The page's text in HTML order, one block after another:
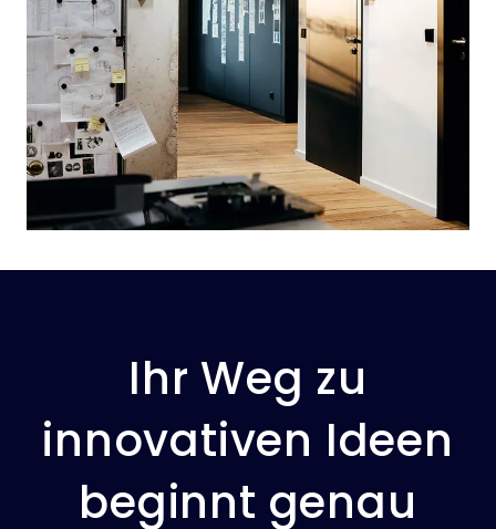
Ihr Weg zu
innovativen Ideen
beginnt genau